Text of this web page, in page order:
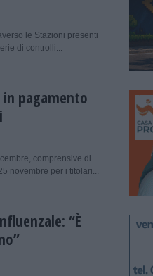
le Stazioni presenti
di controlli...
in pagamento
comprensive di
novembre per i titolari...
“È